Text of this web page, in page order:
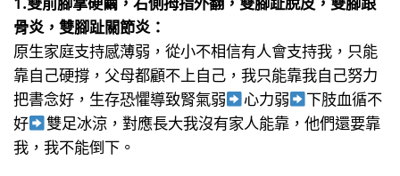
骨炎，雙腳趾關節炎：
原生家庭支持感薄弱，從小不相信有人會支持我，只能
靠自己硬撐，父母都顧不上自己，我只能靠我自己努力
把書念好，生存恐懼導致腎氣弱
心力弱
下肢血循不
好
雙足冰涼，對應長大我沒有家人能靠，他們還要靠
我，我不能倒下。